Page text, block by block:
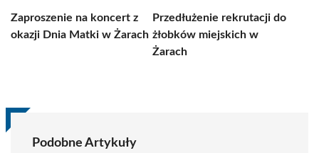
Zaproszenie na koncert z
okazji Dnia Matki w Żarach
Przedłużenie rekrutacji do
żłobków miejskich w
Żarach
Podobne Artykuły